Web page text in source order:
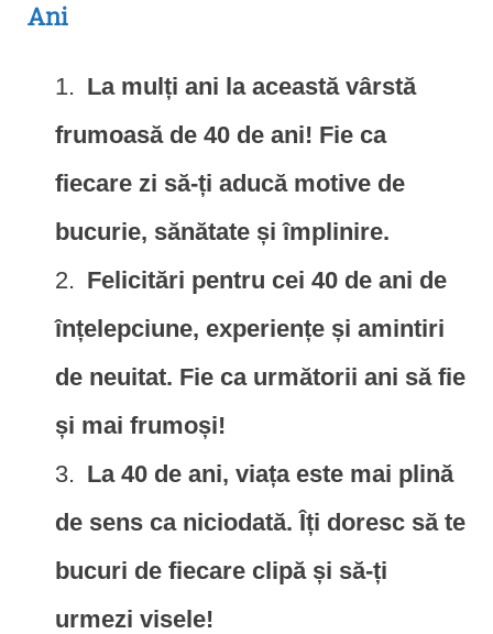
Ani
La mulți ani la această vârstă
frumoasă de 40 de ani! Fie ca
fiecare zi să-ți aducă motive de
bucurie, sănătate și împlinire.
Felicitări pentru cei 40 de ani de
înțelepciune, experiențe și amintiri
de neuitat. Fie ca următorii ani să fie
și mai frumoși!
La 40 de ani, viața este mai plină
de sens ca niciodată. Îți doresc să te
bucuri de fiecare clipă și să-ți
urmezi visele!